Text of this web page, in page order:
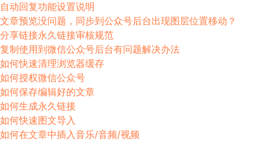
自动回复功能设置说明
文章预览没问题，同步到公众号后台出现图层位置移动？
分享链接永久链接审核规范
复制使用到微信公众号后台有问题解决办法
如何快速清理浏览器缓存
如何授权微信公众号
如何保存编辑好的文章
如何生成永久链接
如何快速图文导入
如何在文章中插入音乐/音频/视频